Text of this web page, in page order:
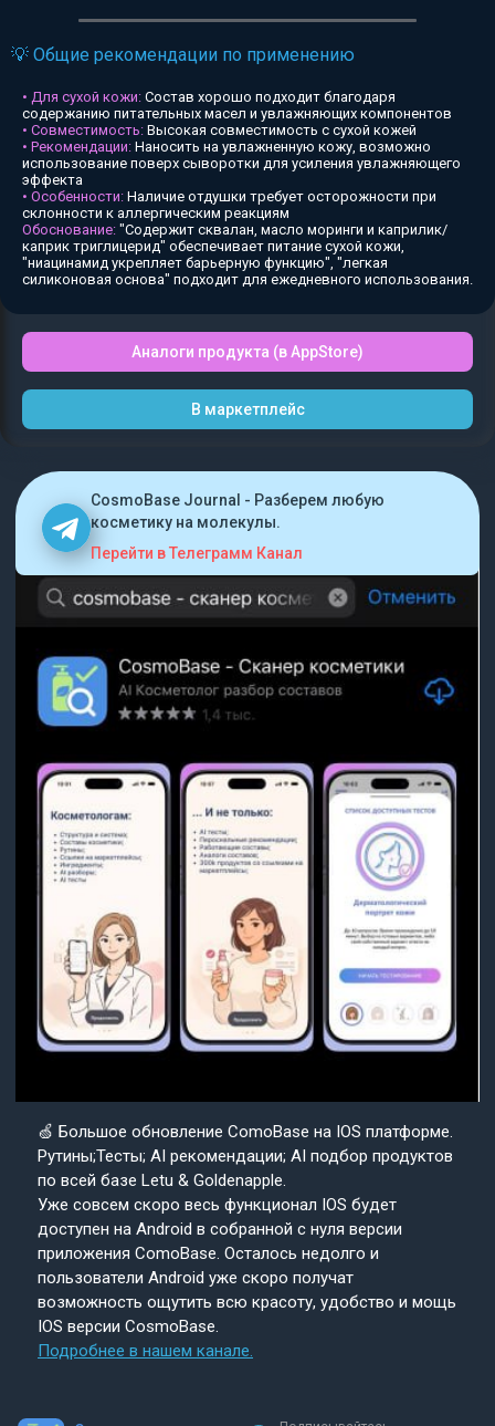
💡 Общие рекомендации по применению
• Для сухой кожи: Состав хорошо подходит благодаря
содержанию питательных масел и увлажняющих компонентов
• Совместимость: Высокая совместимость с сухой кожей
• Рекомендации: Наносить на увлажненную кожу, возможно
использование поверх сыворотки для усиления увлажняющего
эффекта
• Особенности: Наличие отдушки требует осторожности при
склонности к аллергическим реакциям
Обоснование: "Содержит сквалан, масло моринги и каприлик/
каприк триглицерид" обеспечивает питание сухой кожи,
"ниацинамид укрепляет барьерную функцию", "легкая
силиконовая основа" подходит для ежедневного использования.
Аналоги продукта (в AppStore)
В маркетплейс
CosmoBase Journal - Разберем любую
косметику на молекулы.
Перейти в Телеграмм Канал
🍏 Большое обновление ComoBase на IOS платформе.
Рутины;Тесты; AI рекомендации; AI подбор продуктов
по всей базе Letu & Goldenapple.
Уже совсем скоро весь функционал IOS будет
доступен на Android в собранной с нуля версии
приложения ComoBase. Осталось недолго и
пользователи Android уже скоро получат
возможность ощутить всю красоту, удобство и мощь
IOS версии CosmoBase.
Подробнее в нашем канале.